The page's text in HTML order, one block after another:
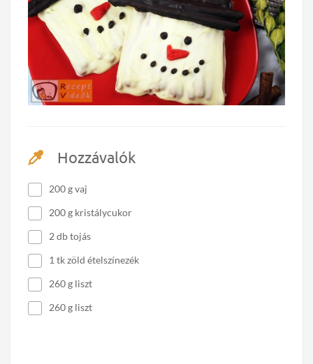
Hozzávalók
200 g vaj
200 g kristálycukor
2 db tojás
1 tk zöld ételszínezék
260 g liszt
260 g liszt